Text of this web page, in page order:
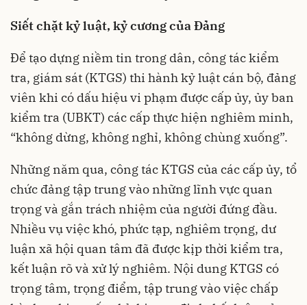
Siết chặt kỷ luật, kỷ cương của Đảng
Để tạo dựng niềm tin trong dân, công tác kiểm
tra, giám sát (KTGS) thi hành kỷ luật cán bộ, đảng
viên khi có dấu hiệu vi phạm được cấp ủy, ủy ban
kiểm tra (UBKT) các cấp thực hiện nghiêm minh,
“không dừng, không nghỉ, không chùng xuống”.
Những năm qua, công tác KTGS của các cấp ủy, tổ
chức đảng tập trung vào những lĩnh vực quan
trọng và gắn trách nhiệm của người đứng đầu.
Nhiều vụ việc khó, phức tạp, nghiêm trọng, dư
luận xã hội quan tâm đã được kịp thời kiểm tra,
kết luận rõ và xử lý nghiêm. Nội dung KTGS có
trọng tâm, trọng điểm, tập trung vào việc chấp